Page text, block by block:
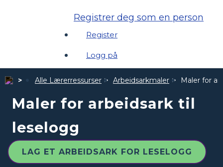
Registrer deg som en person
Register
Logg på
Alle Lærerressurser Arbeidsarkmaler Maler for
Maler for arbeidsark til
leselogg
LAG ET ARBEIDSARK FOR LESELOGG